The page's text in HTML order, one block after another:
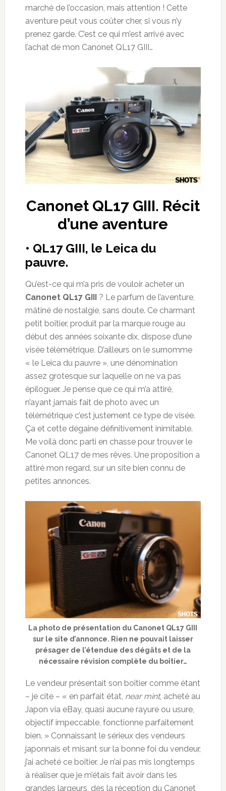
marché de l’occasion, mais attention ! Cette
aventure peut vous coûter cher, si vous n’y
prenez garde. C’est ce qui m’est arrivé avec
l’achat de mon Canonet QL17 GIII…
Canonet QL17 GIII. Récit
d’une aventure
• QL17 GIII, le Leica du
pauvre.
Qu’est-ce qui m’a pris de vouloir acheter un
Canonet QL17 GIII
? Le parfum de l’aventure,
mâtiné de nostalgie, sans doute. Ce charmant
petit boîtier, produit par la marque rouge au
début des années soixante dix, dispose d’une
visée télémétrique. D’ailleurs on le surnomme
« le Leica du pauvre », une dénomination
assez grotesque sur laquelle on ne va pas
épiloguer. Je pense que ce qui m’a attiré,
n’ayant jamais fait de photo avec un
télémétrique c’est justement ce type de visée.
Ça et cette dégaine définitivement inimitable.
Me voilà donc parti en chasse pour trouver le
Canonet QL17 de mes rêves. Une proposition a
attiré mon regard, sur un site bien connu de
petites annonces.
La photo de présentation du Canonet QL17 GIII
sur le site d’annonce. Rien ne pouvait laisser
présager de l’étendue des dégâts et de la
nécessaire révision complète du boîtier…
Le vendeur présentait son boîtier comme étant
– je cite – « en parfait état, near mint, acheté au
Japon via eBay, quasi aucune rayure ou usure,
objectif impeccable, fonctionne parfaitement
bien. » Connaissant le sérieux des vendeurs
japonnais et misant sur la bonne foi du vendeur,
j’ai acheté ce boîtier. Je n’ai pas mis longtemps
à réaliser que je m’étais fait avoir dans les
grandes largeurs, dès la réception du Canonet